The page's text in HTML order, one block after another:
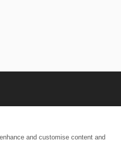
and customise content and